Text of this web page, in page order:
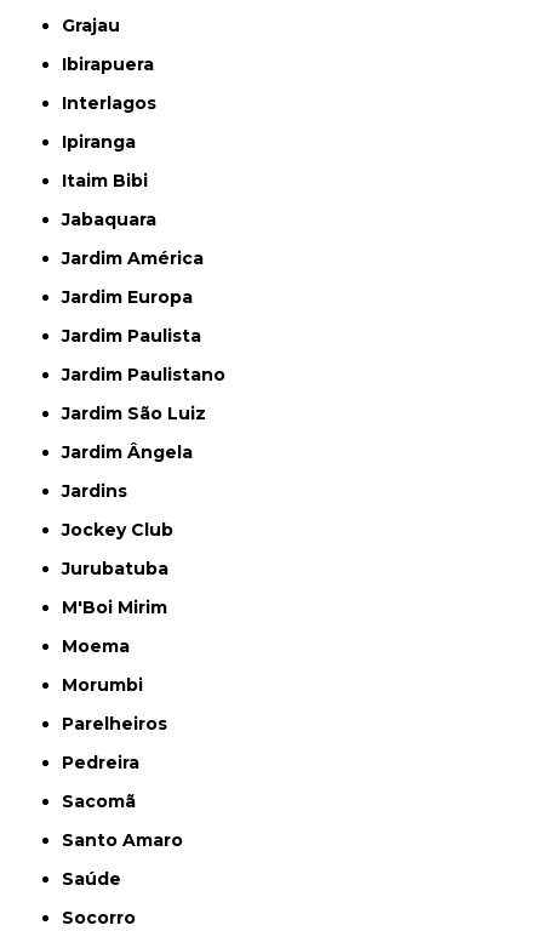
Grajau
Ibirapuera
Interlagos
Ipiranga
Itaim Bibi
Jabaquara
Jardim América
Jardim Europa
Jardim Paulista
Jardim Paulistano
Jardim São Luiz
Jardim Ângela
Jardins
Jockey Club
Jurubatuba
M'Boi Mirim
Moema
Morumbi
Parelheiros
Pedreira
Sacomã
Santo Amaro
Saúde
Socorro